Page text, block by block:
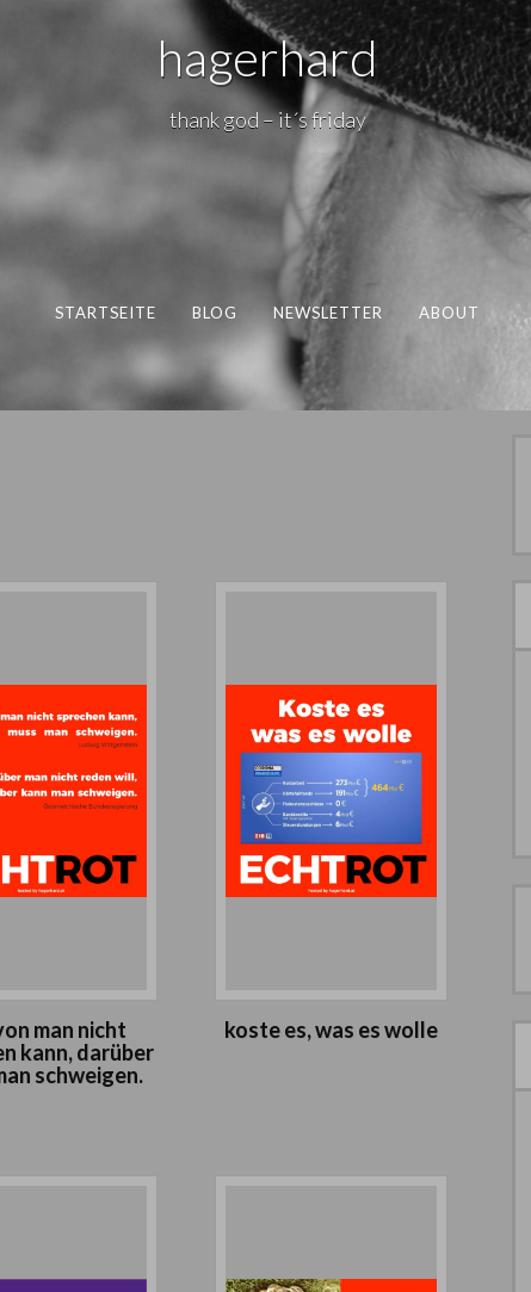
hagerhard
thank god – it´s friday
STARTSEITE BLOG NEWSLETTER ABOUT
man nicht
kann, darüber
schweigen.
koste es, was es wolle